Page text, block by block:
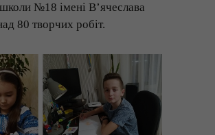
школи №18 імені В’ячеслава
80 творчих робіт.